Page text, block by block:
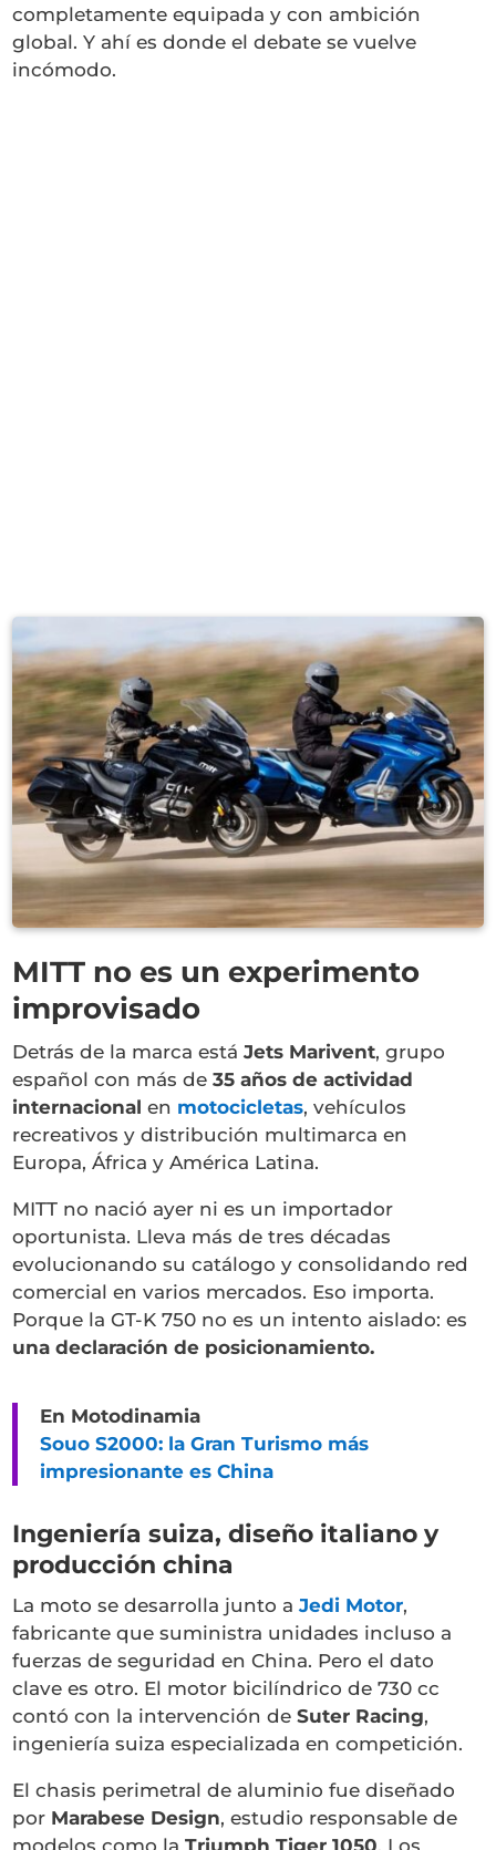
completamente equipada y con ambición
global. Y ahí es donde el debate se vuelve
incómodo.
MITT no es un experimento
improvisado
Detrás de la marca estáJets Marivent, grupo
español con más de35 años de actividad
internacional en motocicletas, vehículos
recreativos y distribución multimarca en
Europa, África y América Latina.
MITT no nació ayer ni es un importador
oportunista. Lleva más de tres décadas
evolucionando su catálogo y consolidando red
comercial en varios mercados. Eso importa.
Porque la GT-K 750 no es un intento aislado: es
una declaración de posicionamiento.
En Motodinamia
Souo S2000: la Gran Turismo más
impresionante es China
Ingeniería suiza, diseño italiano y
producción china
La moto se desarrolla junto aJedi Motor,
fabricante que suministra unidades incluso a
fuerzas de seguridad en China. Pero el dato
clave es otro. El motor bicilíndrico de 730 cc
contó con la intervención deSuter Racing,
ingeniería suiza especializada en competición.
El chasis perimetral de aluminio fue diseñado
por Marabese Design, estudio responsable de